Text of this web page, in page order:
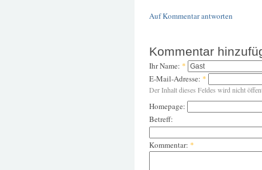
Auf Kommentar antworten
Kommentar
Ihr Name: *
E-Mail-Adresse: *
Der Inhalt dieses Feldes wird nicht
Homepage:
Betreff:
Kommentar: *